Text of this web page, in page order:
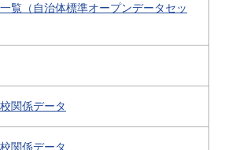
覧（自治体標準オープンデータセッ
関係データ
関係データ